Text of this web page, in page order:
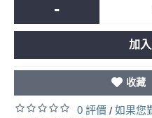
-
加
收藏
0 評價 / 如果您